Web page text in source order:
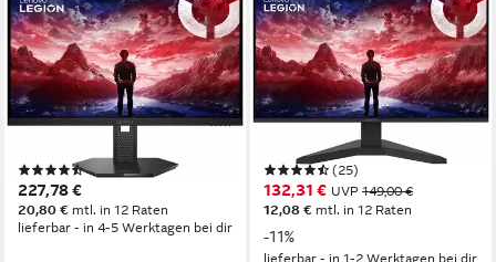
LENOVO
27Q-10(H25270QG0)
Gaming-Monitor
69 cm/ 27 Zoll Diagonale
2560 x 1440 px, QHD Auflösung
0,5 ms Reaktionszeit
(3)
227,78 €
20,80 € mtl. in 12 Raten
lieferbar - in 4-5 Werktagen bei dir
LENOVO
R27s(A25270FR0) Gaming-
Monitor
69 cm/ 27 Zoll Diagonale
1920 x 1080 px, Full HD Auflösung
1 ms Reaktionszeit
Produktdatenblatt
(25)
132,31 € UVP 149,00 €
12,08 € mtl. in 12 Raten
-11%
lieferbar - in 1-2 Werktagen bei dir